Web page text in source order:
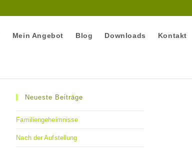
Mein Angebot Blog Downloads Kontakt
Neueste Beiträge
Familiengeheimnisse
Nach der Aufstellung